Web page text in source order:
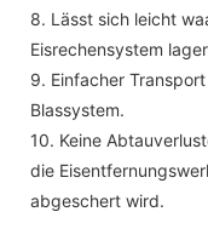
8. Lässt sich leicht
Eisrechensystem
9. Einfacher
Blassystem.
10. Keine
die
abgeschert wird.